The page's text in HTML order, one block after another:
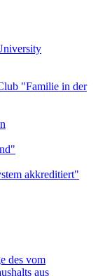
des vom
aus